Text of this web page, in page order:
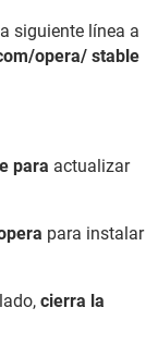
siguiente línea a
opera/ stable
para actualizar
para instalar
cierra la